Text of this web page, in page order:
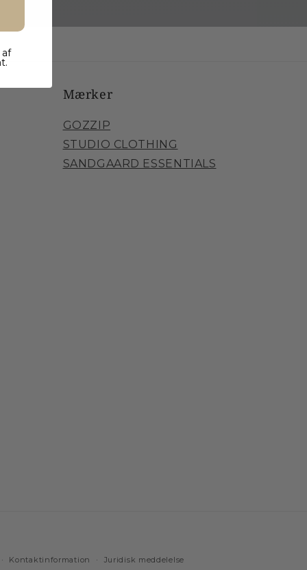
Mærker
GOZZIP
STUDIO CLOTHING
SANDGAARD ESSENTIALS
Kontaktinformation Juridisk meddelelse
af